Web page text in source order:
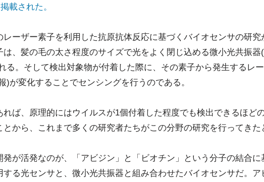
載された。
レーザー素子を利用した抗原抗体反応に基づくバイオセンサの研究
は、髪の毛の太さ程度のサイズで光をよく閉じ込める微小光共振器
る。そして検出対象物が付着した際に、その素子から発生するレ
)が変化することでセンシングを行うのである。
れば、原理的にはウイルスが1個付着した程度でも検出できるほど
とから、これまで多くの研究者たちがこの分野の研究を行ってきた
発が活発なのが、「アビジン」と「ビオチン」という分子の結合に
する光センサと、微小光共振器と組み合わせたバイオセンサだ。ア